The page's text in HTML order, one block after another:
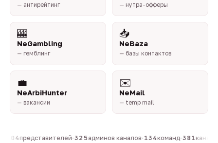
— антирейтинг — нутра-офферы
🎰
NeGambling
— гемблинг
📥
NeBaza
— базы контактов
💼
NeArbiHunter
— вакансии
✉️
NeMail
— temp mail
804представителей·325 админов каналов·134команд·381